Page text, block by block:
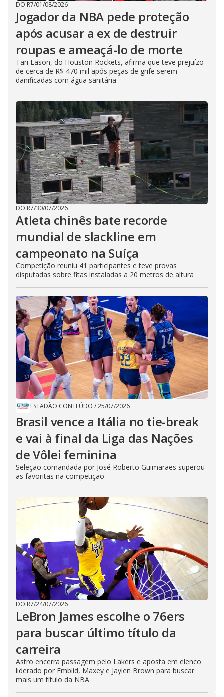
DO R7/01/08/2026
Jogador da NBA pede proteção
após acusar a ex de destruir
roupas e ameaçá-lo de morte
Tari Eason, do Houston Rockets, afirma que teve prejuízo
de cerca de R$ 470 mil após peças de grife serem
danificadas com água sanitária
DO R7/30/07/2026
Atleta chinês bate recorde
mundial de slackline em
campeonato na Suíça
Competição reuniu 41 participantes e teve provas
disputadas sobre fitas instaladas a 20 metros de altura
ESTADÃO CONTEÚDO /25/07/2026
Brasil vence a Itália no tie-break
e vai à final da Liga das Nações
de Vôlei feminina
Seleção comandada por José Roberto Guimarães superou
as favoritas na competição
DO R7/24/07/2026
LeBron James escolhe o 76ers
para buscar último título da
carreira
Astro encerra passagem pelo Lakers e aposta em elenco
liderado por Embiid, Maxey e Jaylen Brown para buscar
mais um título da NBA